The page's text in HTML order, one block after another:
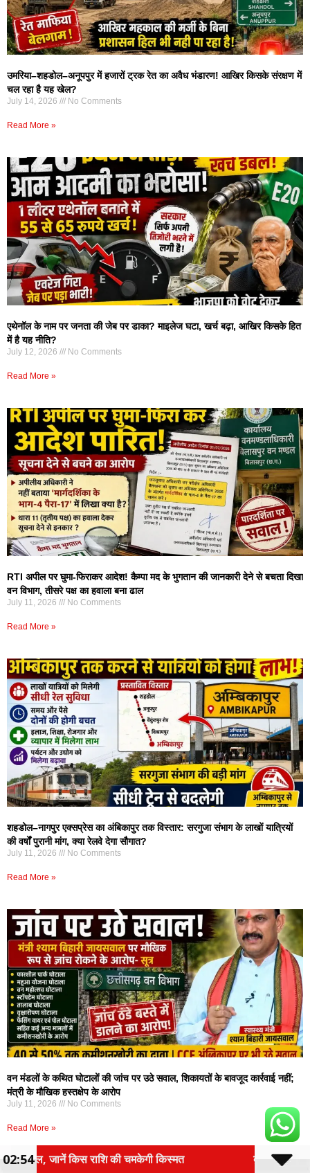
उमरिया–शहडोल–अनूपपुर में हजारों ट्रक रेत का अवैध भंडारण! आखिर किसके संरक्षण में
चल रहा है यह खेल?
July 14, 2026 No Comments
Read More »
एथेनॉल के नाम पर जनता की जेब पर डाका? माइलेज घटा, खर्च बढ़ा, आखिर किसके हित
में है यह नीति?
July 12, 2026 No Comments
Read More »
RTI अपील पर घुमा-फिराकर आदेश! कैम्पा मद के भुगतान की जानकारी देने से बचता दिखा
वन विभाग, तीसरे पक्ष का हवाला बना ढाल
July 11, 2026 No Comments
Read More »
शहडोल–नागपुर एक्सप्रेस का अंबिकापुर तक विस्तार: सरगुजा संभाग के लाखों यात्रियों
की वर्षों पुरानी मांग, क्या रेलवे देगा सौगात?
July 11, 2026 No Comments
Read More »
वन मंडलों के कथित घोटालों की जांच पर उठे सवाल, शिकायतों के बावजूद कार्रवाई नहीं;
मंत्री के मौखिक हस्तक्षेप के आरोप
July 11, 2026 No Comments
Read More »
किस्मत दुर्लभ पैंगोलिन तस्करी मामले में आरोपी की जमानत
02:54